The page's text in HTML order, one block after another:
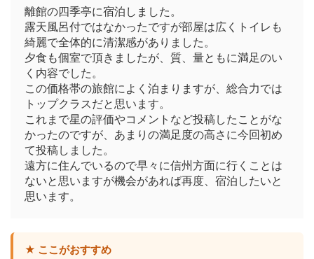
離館の四季亭に宿泊しました。
露天風呂付ではなかったですが部屋は広くトイレも
綺麗で全体的に清潔感がありました。
夕食も個室で頂きましたが、質、量ともに満足のい
く内容でした。
この価格帯の旅館によく泊まりますが、総合力では
トップクラスだと思います。
これまで星の評価やコメントなど投稿したことがな
かったのですが、あまりの満足度の高さに今回初め
て投稿しました。
遠方に住んでいるので早々に信州方面に行くことは
ないと思いますが機会があれば再度、宿泊したいと
思います。
★ ここがおすすめ